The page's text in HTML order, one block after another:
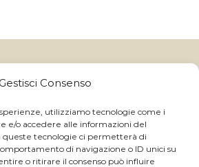
Consenso
utilizziamo tecnologie come i
e/o accedere alle informazioni del
queste tecnologie ci permetterà di
di navigazione o ID unici su
o ritirare il consenso può influire
Boltiere (BG) - Italy
BG 214822 - P.IVA IT 01059710168
S.p.A ©2026 ALL RIGHTS RESERVED
byMagnetica Development S.r.l.